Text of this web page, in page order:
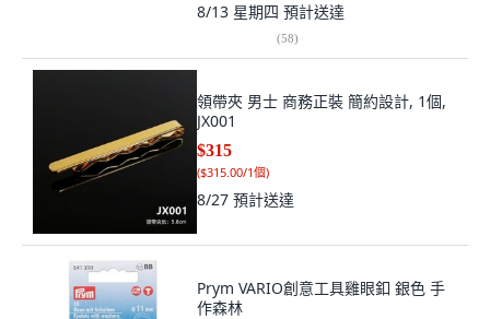
8/13 星期四 預計送達
(58)
領帶夾 男士 商務正裝 簡約設計, 1個,
JX001
$315
($315.00/1個)
8/27 預計送達
Prym VARIO創意工具雞眼釦 銀色 手
作森林